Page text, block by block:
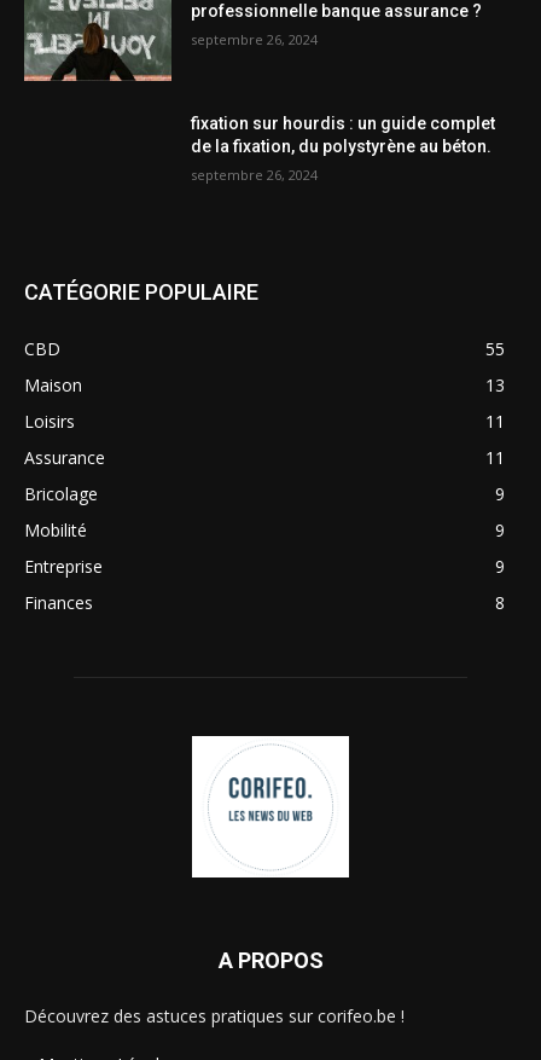
professionnelle banque assurance ?
septembre 26, 2024
fixation sur hourdis : un guide complet
de la fixation, du polystyrène au béton.
septembre 26, 2024
CATÉGORIE POPULAIRE
CBD
55
Maison
13
Loisirs
11
Assurance
11
Bricolage
9
Mobilité
9
Entreprise
9
Finances
8
A PROPOS
Découvrez des astuces pratiques sur corifeo.be !